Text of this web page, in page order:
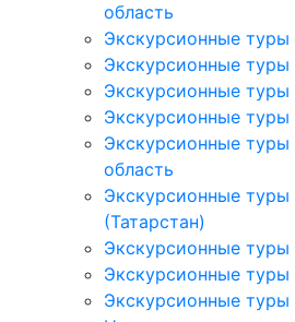
область
Экскурсионные туры
Экскурсионные туры
Экскурсионные
Экскурсионные
Экскурсионные
область
Экскурсионные туры
(Татарстан)
Экскурсионные туры
Экскурсионные туры
Экскурсионные туры